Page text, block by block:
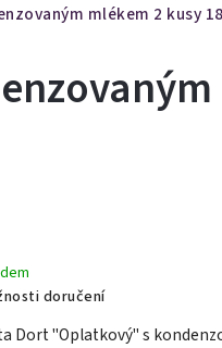
mlékem 2 kusy
doručení
Dort "Oplatkový" s